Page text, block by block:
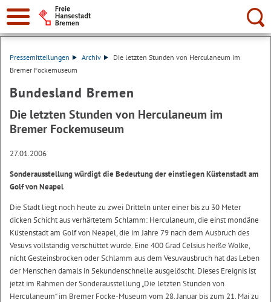
Suche:
Pressemitteilungen Archiv
Die letzten Stunden von Herculaneum im
Bremer Fockemuseum
Bundesland Bremen
Die letzten Stunden von Herculaneum im
Bremer Fockemuseum
27.01.2006
Sonderausstellung würdigt die Bedeutung der einstiegen Küstenstadt am
Golf von Neapel
Die Stadt liegt noch heute zu zwei Dritteln unter einer bis zu 30 Meter
dicken Schicht aus verhärtetem Schlamm: Herculaneum, die einst mondäne
Küstenstadt am Golf von Neapel, die im Jahre 79 nach dem Ausbruch des
Vesuvs vollständig verschüttet wurde. Eine 400 Grad Celsius heiße Wolke,
nicht Gesteinsbrocken oder Schlamm aus dem Vesuvausbruch hat das Leben
der Menschen damals in Sekundenschnelle ausgelöscht. Dieses Ereignis ist
jetzt im Rahmen der Sonderausstellung „Die letzten Stunden von
Herculaneum“ im Bremer Focke-Museum vom 28. Januar bis zum 21. Mai zu